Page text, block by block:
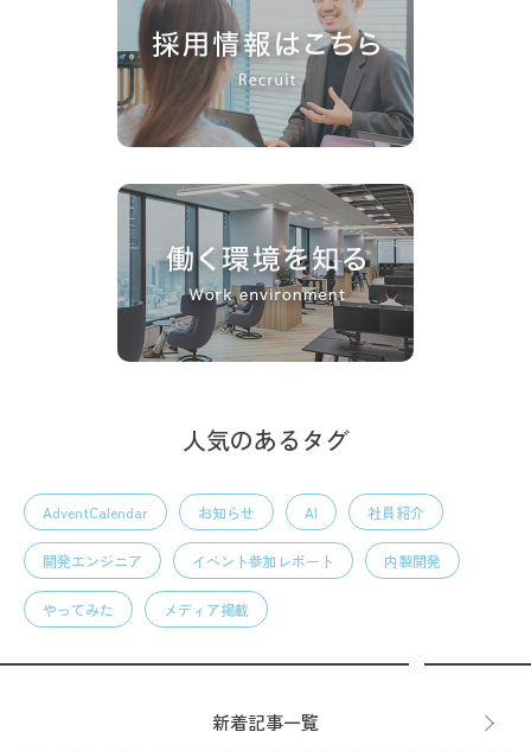
人気のあるタグ
AdventCalendar お知らせ AI 社員紹介
開発エンジニア イベント参加レポート 内製開発
やってみた メディア掲載
新着記事一覧